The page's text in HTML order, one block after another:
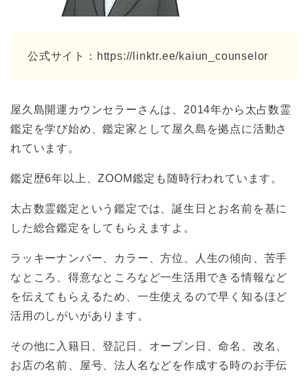
公式サイト：https://linktr.ee/kaiun_counselor
屋久島開運カウンセラーさんは、2014年から太占数霊
鑑定を学び始め、鑑定家として屋久島を拠点に活動さ
れています。
鑑定歴6年以上、ZOOM鑑定も随時行われています。
太占数霊鑑定という鑑定では、誕生日とお名前を基に
した総合鑑定をしてもらえますよ。
ラッキーナンバー、カラー、方位、人生の傾向、苦手
なところ、得意なところなど一生活用できる情報など
を伝えてもらえるため、一生使えるので早く知るほど
活用のしがいがあります。
その他に入籍日、登記日、オープン日、命名、改名、
お店の名前、屋号、法人名などを作成する時のお手伝